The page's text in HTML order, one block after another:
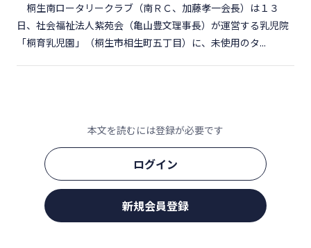
桐生南ロータリークラブ（南ＲＣ、加藤孝一会長）は１３
日、社会福祉法人紫苑会（亀山豊文理事長）が運営する乳児院
「桐育乳児園」（桐生市相生町五丁目）に、未使用のタ...
本文を読むには登録が必要です
ログイン
新規会員登録